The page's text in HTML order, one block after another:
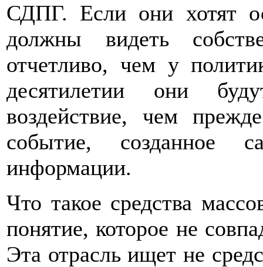
СДПГ. Если они хотят
должны видеть
отчетливо, чем у
десятилетии они
воздействие, чем
событие, созданное
информации.
Что такое средства
понятие, которое не
Эта отрасль ищет не